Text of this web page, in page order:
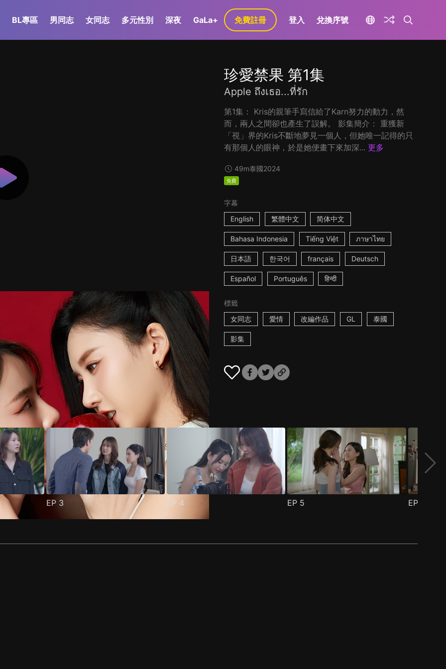
BL專區 男同志 女同志 多元性別 深夜 GaLa+ 免費註冊 登入 兌換序號
珍愛禁果 第1集
Apple ถึงเธอ...ที่รัก
第1集： Kris的親筆手寫信給了Karn努力的動力，然
而，兩人之間卻也產生了誤解。 影集簡介： 重獲新
「視」界的Kris不斷地夢見一個人，但她唯一記得的只
有那個人的眼神，於是她便畫下來加深... 更多
49m泰國2024
免費
字幕
English
繁體中文 简体中文
Bahasa Indonesia Tiếng Việt ภาษาไทย
日本語 한국어 français Deutsch
Español Português हिन्दी
標籤
女同志
愛情 改編作品 GL 泰國
影集
EP 3 EP 4 EP 5 EP